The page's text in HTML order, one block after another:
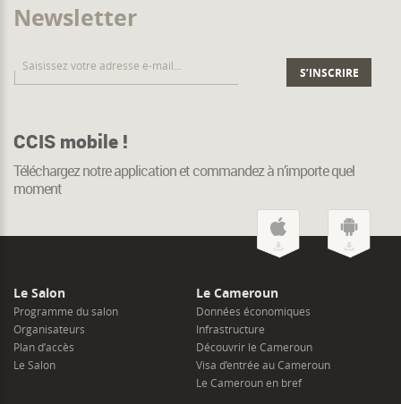
Newsletter
CCIS mobile !
Téléchargez notre application et commandez à n’importe quel
moment
Le Salon
Le Salon
Programme du salon
Organisateurs
Plan d’accès
Le Cameroun
Le Cameroun en bref
Données économiques
Infrastructure
Découvrir le Cameroun
Visa d’entrée au Cameroun